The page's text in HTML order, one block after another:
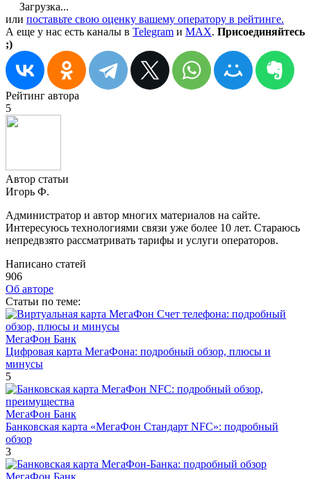
Загрузка...
или поставьте свою оценку вашему оператору в рейтинге.
А еще у нас есть каналы в Telegram и MAX. Присоединяйтесь
;)
Рейтинг автора
5
Автор статьи
Игорь Ф.
Администратор и автор многих материалов на сайте.
Интересуюсь технологиями связи уже более 10 лет. Стараюсь
непредвзято рассматривать тарифы и услуги операторов.
Написано статей
906
Об авторе
Cтатьи по теме:
МегаФон Банк
Цифровая карта МегаФона: подробный обзор, плюсы и
минусы
5
МегаФон Банк
Банковская карта «МегаФон Стандарт NFC»: подробный
обзор
3
МегаФон Банк